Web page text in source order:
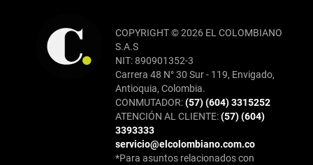
COPYRIGHT © 2026 EL COLOMBIANO
S.A.S
NIT: 890901352-3
Carrera 48 N° 30 Sur - 119, Envigado,
Antioquia, Colombia.
CONMUTADOR:(57) (604) 3315252
ATENCIÓN AL CLIENTE:(57) (604)
3393333
servicio@elcolombiano.com.co
*Para asuntos relacionados con